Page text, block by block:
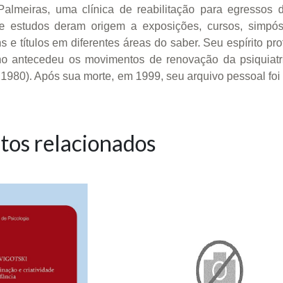
uma clínica de reabilitação para
estudos deram origem a exposições, cursos,
e títulos em diferentes áreas do saber. Seu espírito
antecedeu os movimentos de renovação da
Após sua morte, em 1999, seu arquivo pessoal
relacionados